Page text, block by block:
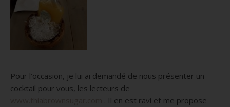
Pour l’occasion, je lui ai demandé de nous présenter un
cocktail pour vous, les lecteurs de
. Il en est ravi et me propose